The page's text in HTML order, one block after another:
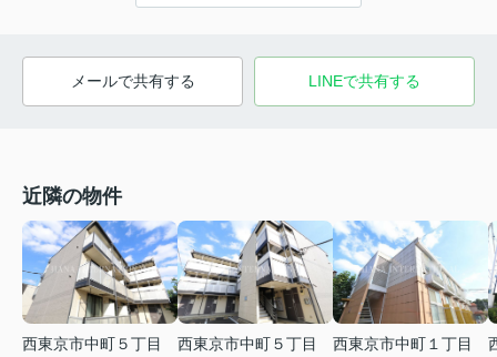
メールで共有する LINEで共有する
近隣の物件
西東京市中町５丁目
西東京市中町５丁目
西東京市中町１丁目